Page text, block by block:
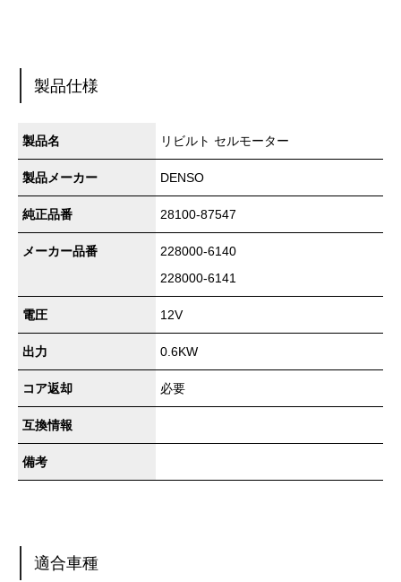
製品仕様
製品名 リビルト セルモーター
製品メーカー DENSO
純正品番 28100-87547
メーカー品番
228000-6140
228000-6141
電圧 12V
出力 0.6KW
コア返却 必要
互換情報
備考
適合車種